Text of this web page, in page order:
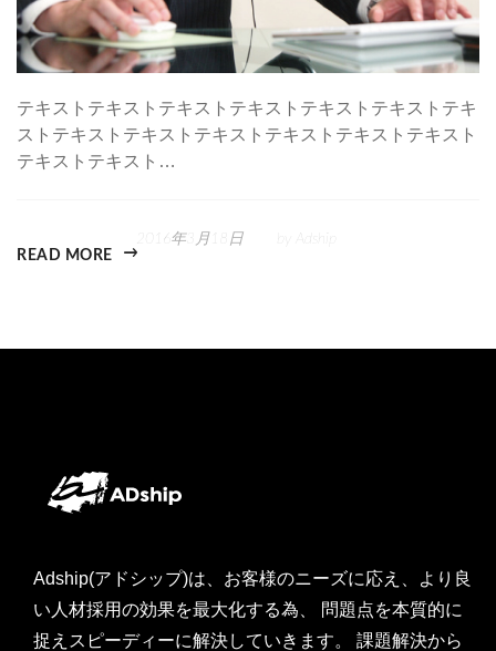
テキストテキストテキストテキストテキストテキストテキ
ストテキストテキストテキストテキストテキストテキスト
テキストテキスト…
2016年3月18日
Adship
READ MORE
Adship(アドシップ)は、お客様のニーズに応え、より良
い人材採用の効果を最大化する為、 問題点を本質的に
捉えスピーディーに解決していきます。 課題解決から